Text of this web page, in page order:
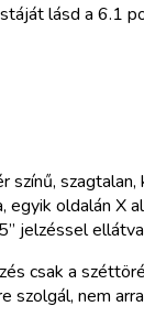
lásd a 6.1
színű,
oldalán X
jelzéssel
csak a
szolgál, nem